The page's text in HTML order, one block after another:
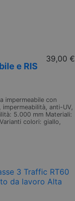
e RIS
39,00 €
impermeabile con
anti-UV,
5.000 mm Materiali:
colori: giallo,